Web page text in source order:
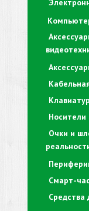
Очки и
Смарт-
Средства